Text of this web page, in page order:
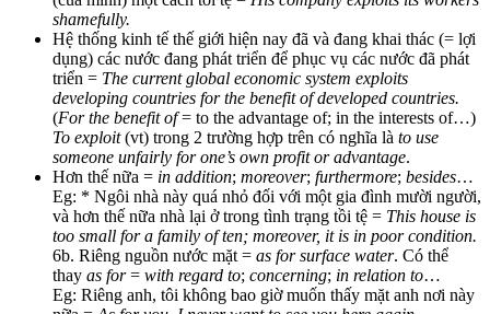
shamefully.
Hệ thống kinh tế thế giới hiện nay đã và đang khai thác (= lợi
dụng) các nước đang phát triển để phục vụ các nước đã phát
triển = The current global economic system exploits
developing countries for the benefit of developed countries.
(For the benefit of= to the advantage of; in the interests of…)
To exploit(vt) trong 2 trường hợp trên có nghĩa là to use
someone unfairly for one’s own profit or advantage.
Hơn thế nữa = in addition; moreover; furthermore; besides…
Eg: * Ngôi nhà này quá nhỏ đối với một gia đình mười người,
và hơn thế nữa nhà lại ở trong tình trạng tồi tệ = This house is
too small for a family of ten; moreover, it is in poor condition.
6b. Riêng nguồn nước mặt = as for surface water. Có thể
thay as for= with regard to; concerning; in relation to…
Eg: Riêng anh, tôi không bao giờ muốn thấy mặt anh nơi này